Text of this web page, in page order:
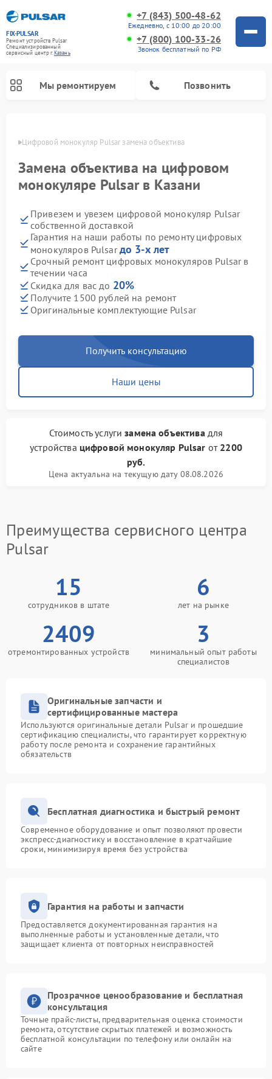
FIX-PULSAR
Ремонт устройств Pulsar
Специализированный
cервисный центр г.Казань
+7 (843) 500-48-62
Ежедневно, с 10:00 до 20:00
+7 (800) 100-33-26
Звонок бесплатный по РФ
Мы ремонтируем Позвонить
Цифровой монокуляр Pulsar замена объектива
Замена объектива на цифровом
монокуляре Pulsar в Казани
Привезем и увезем цифровой монокуляр Pulsar
собственной доставкой
Гарантия на наши работы по ремонту цифровых
монокуляров Pulsarдо 3-х лет
Срочный ремонт цифровых монокуляров Pulsar в
течении часа
Скидка для вас до 20%
Получите 1500 рублей на ремонт
Оригинальные комплектующие Pulsar
Получить консультацию
Наши цены
Стоимость услугизамена объективадля
устройства цифровой монокуляр Pulsar от 2200
руб.
Цена актуальна на текущую дату 08.08.2026
Преимущества сервисного центра
Pulsar
15
сотрудников в штате
6
лет на рынке
2409
отремонтированных устройств
3
минимальный опыт работы
специалистов
Оригинальные запчасти и
сертифицированные мастера
Используются оригинальные детали Pulsar и прошедшие
сертификацию специалисты, что гарантирует корректную
работу после ремонта и сохранение гарантийных
обязательств
Бесплатная диагностика и быстрый ремонт
Современное оборудование и опыт позволяют провести
экспресс-диагностику и восстановление в кратчайшие
сроки, минимизируя время без устройства
Гарантия на работы и запчасти
Предоставляется документированная гарантия на
выполненные работы и установленные детали, что
защищает клиента от повторных неисправностей
Прозрачное ценообразование и бесплатная
консультация
Точные прайс-листы, предварительная оценка стоимости
ремонта, отсутствие скрытых платежей и возможность
бесплатной консультации по телефону или онлайн на
сайте